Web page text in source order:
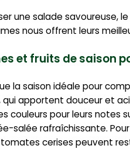
une salade savoureuse,
nous offrent leurs
et fruits de saison
la saison idéale pour
qui apportent douceur et
couleurs pour leurs notes
salée rafraîchissante.
tomates cerises peuvent